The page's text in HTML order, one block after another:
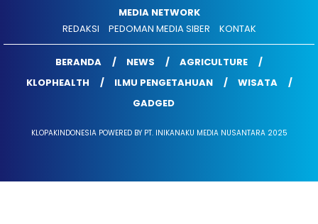
MEDIA NETWORK
REDAKSI
PEDOMAN MEDIA SIBER KONTAK
BERANDA NEWS
AGRICULTURE
KLOPHEALTH
ILMU PENGETAHUAN
WISATA
GADGED
KLOPAKINDONESIA POWERED BY PT. INIKANAKU MEDIA NUSANTARA 2025